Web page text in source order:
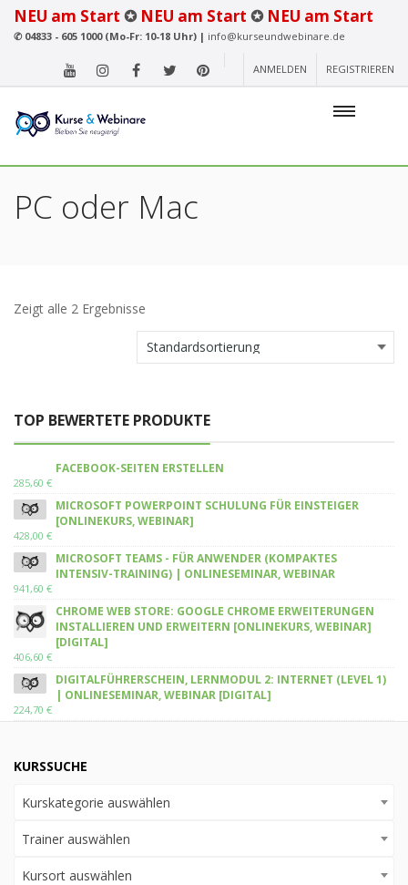
NEU am Start ✪ NEU am Start ✪ NEU am Start
✆04833 - 605 1000 (Mo-Fr: 10-18 Uhr) | info@kurseundwebinare.de
ANMELDEN REGISTRIEREN
PC oder Mac
Zeigt alle 2 Ergebnisse
TOP BEWERTETE PRODUKTE
FACEBOOK-SEITEN ERSTELLEN
285,60 €
MICROSOFT POWERPOINT SCHULUNG FÜR EINSTEIGER
[ONLINEKURS, WEBINAR]
428,00 €
MICROSOFT TEAMS - FÜR ANWENDER (KOMPAKTES
INTENSIV-TRAINING) | ONLINESEMINAR, WEBINAR
941,60 €
CHROME WEB STORE: GOOGLE CHROME ERWEITERUNGEN
INSTALLIEREN UND ERWEITERN [ONLINEKURS, WEBINAR]
[DIGITAL]
406,60 €
DIGITALFÜHRERSCHEIN, LERNMODUL 2: INTERNET (LEVEL 1)
| ONLINESEMINAR, WEBINAR [DIGITAL]
224,70 €
KURSSUCHE
Kurskategorie auswählen
Trainer auswählen
Kursort auswählen